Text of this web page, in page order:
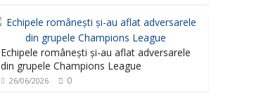
Echipele românești și-au aflat adversarele
din grupele Champions League
26/06/2026 0